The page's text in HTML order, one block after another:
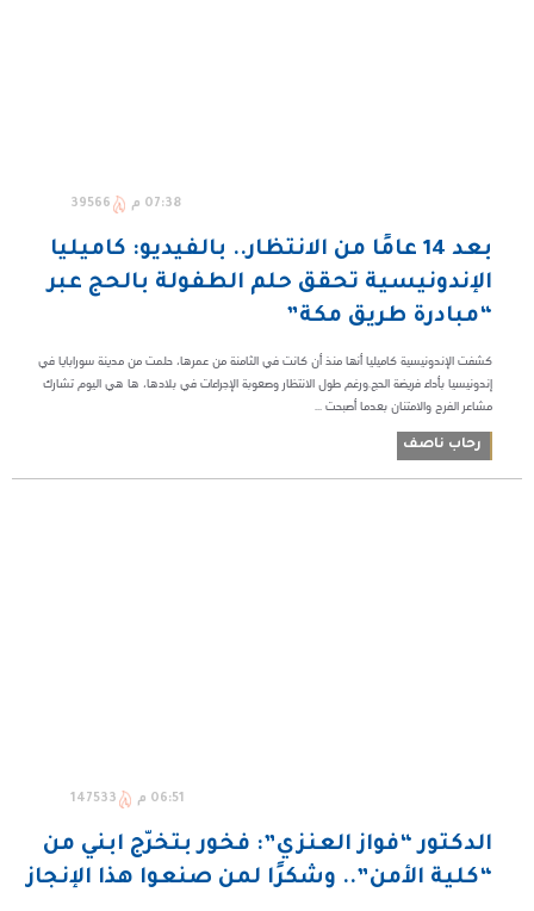
07:38 م 39566
بعد 14 عامًا من الانتظار.. بالفيديو: كاميليا
الإندونيسية تحقق حلم الطفولة بالحج عبر
“مبادرة طريق مكة”
كشفت الإندونيسية كاميليا أنها منذ أن كانت في الثامنة من عمرها، حلمت من مدينة سورابايا في
إندونيسيا بأداء فريضة الحج.ورغم طول الانتظار وصعوبة الإجراءات في بلادها، ها هي اليوم تشارك
مشاعر الفرح والامتنان بعدما أصبحت ...
رحاب ناصف
06:51 م 147533
الدكتور “فواز العنزي”: فخور بتخرّج ابني من
“كلية الأمن”.. وشكرًا لمن صنعوا هذا الإنجاز